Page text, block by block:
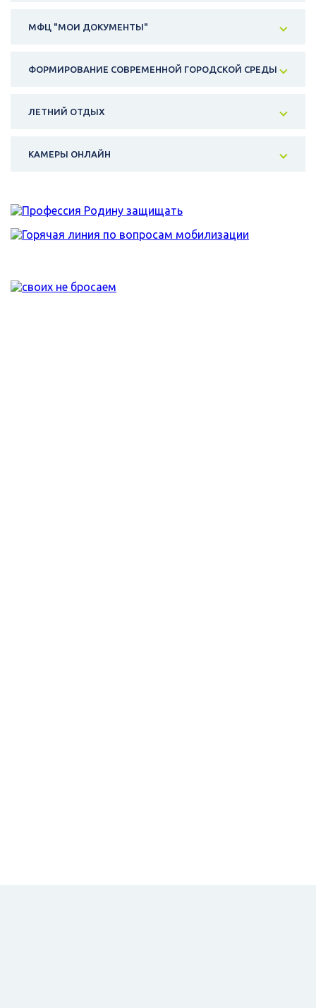
МФЦ "МОИ ДОКУМЕНТЫ"
ФОРМИРОВАНИЕ СОВРЕМЕННОЙ ГОРОДСКОЙ СРЕДЫ
ЛЕТНИЙ ОТДЫХ
КАМЕРЫ ОНЛАЙН